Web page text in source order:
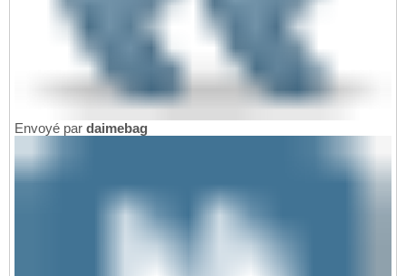
Envoyé par daimebag